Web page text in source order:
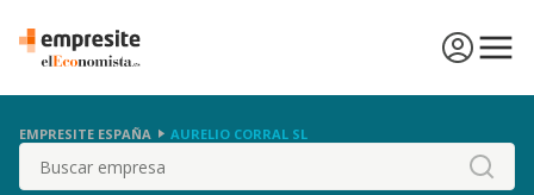
EMPRESITE ESPAÑA AURELIO CORRAL SL
Buscar